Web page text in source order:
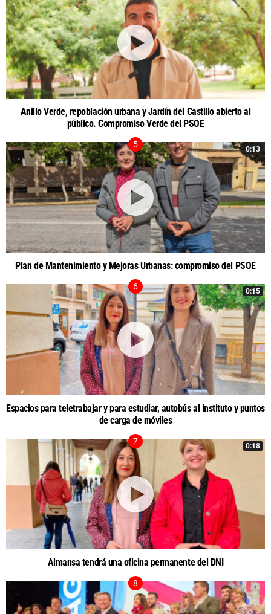
Anillo Verde, repoblación urbana y Jardín del Castillo abierto al
público. Compromiso Verde del PSOE
0:13
Plan de Mantenimiento y Mejoras Urbanas: compromiso del PSOE
0:15
Espacios para teletrabajar y para estudiar, autobús al instituto y puntos
de carga de móviles
0:18
Almansa tendrá una oficina permanente del DNI